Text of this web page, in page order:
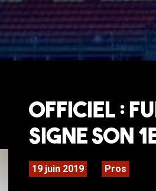
Officiel :
signe son
19 juin 2019 Pros